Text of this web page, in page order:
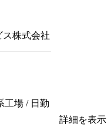
ス株式会社
工場 / 日勤
詳細を表示